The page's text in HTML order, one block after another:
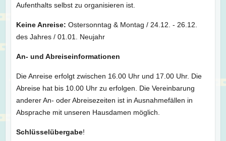
Aufenthalts selbst zu organisieren ist.
Keine Anreise: Ostersonntag & Montag / 24.12. - 26.12.
des Jahres / 01.01. Neujahr
An- und Abreiseinformationen
Die Anreise erfolgt zwischen 16.00 Uhr und 17.00 Uhr. Die
Abreise hat bis 10.00 Uhr zu erfolgen. Die Vereinbarung
anderer An- oder Abreisezeiten ist in Ausnahmefällen in
Absprache mit unseren Hausdamen möglich.
Schlüsselübergabe!